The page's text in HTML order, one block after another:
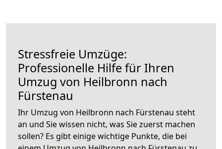
Stressfreie Umzüge:
Professionelle Hilfe für Ihren
Umzug von Heilbronn nach
Fürstenau
Ihr Umzug von Heilbronn nach Fürstenau steht
an und Sie wissen nicht, was Sie zuerst machen
sollen? Es gibt einige wichtige Punkte, die bei